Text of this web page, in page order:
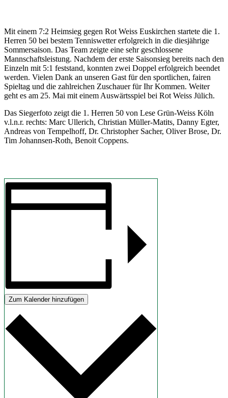
Mit einem 7:2 Heimsieg gegen Rot Weiss Euskirchen startete die 1.
Herren 50 bei bestem Tenniswetter erfolgreich in die diesjährige
Sommersaison. Das Team zeigte eine sehr geschlossene
Mannschaftsleistung. Nachdem der erste Saisonsieg bereits nach den
Einzeln mit 5:1 feststand, konnten zwei Doppel erfolgreich beendet
werden. Vielen Dank an unseren Gast für den sportlichen, fairen
Spieltag und die zahlreichen Zuschauer für Ihr Kommen. Weiter
geht es am 25. Mai mit einem Auswärtsspiel bei Rot Weiss Jülich.
Das Siegerfoto zeigt die 1. Herren 50 von Lese Grün-Weiss Köln
v.l.n.r. rechts: Marc Ullerich, Christian Müller-Matits, Danny Egter,
Andreas von Tempelhoff, Dr. Christopher Sacher, Oliver Brose, Dr.
Tim Johannsen-Roth, Benoit Coppens.
Zum Kalender hinzufügen